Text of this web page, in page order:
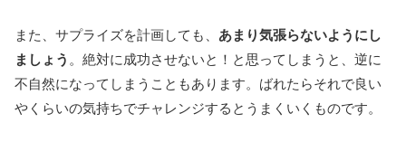
また、サプライズを計画しても、 あまり気張らないようにし
ましょう 。絶対に成功させないと！と思ってしまうと、逆に
不自然になってしまうこともあります。ばれたらそれで良い
やくらいの気持ちでチャレンジするとうまくいくものです。